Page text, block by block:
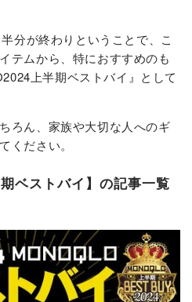
分が終わりということで、こ
テムから、特におすすめのも
上半期ベストバイ』として
ろん、家族や大切な人へのギ
ください。
ベストバイ】の記事一覧